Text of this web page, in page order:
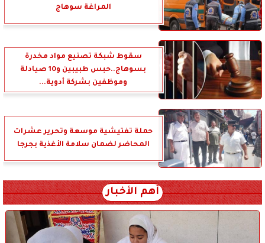
المراغة سوهاج
سقوط شبكة تصنيع مواد مخدرة
بسوهاج..حبس طبيبين و10 صيادلة
وموظفين بشركة أدوية...
حملة تفتيشية موسعة وتحرير عشرات
المحاضر لضمان سلامة الأغذية بجرجا
أهم الأخبار